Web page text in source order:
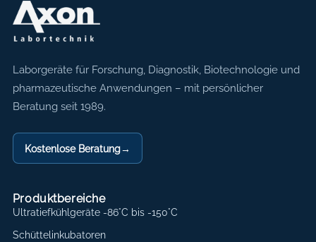
Axon Labortechnik
Laborgeräte für Forschung, Diagnostik, Biotechnologie und
pharmazeutische Anwendungen – mit persönlicher
Beratung seit 1989.
Kostenlose Beratung→
Produktbereiche
Ultratiefkühlgeräte -86°C bis -150°C
Schüttelinkubatoren